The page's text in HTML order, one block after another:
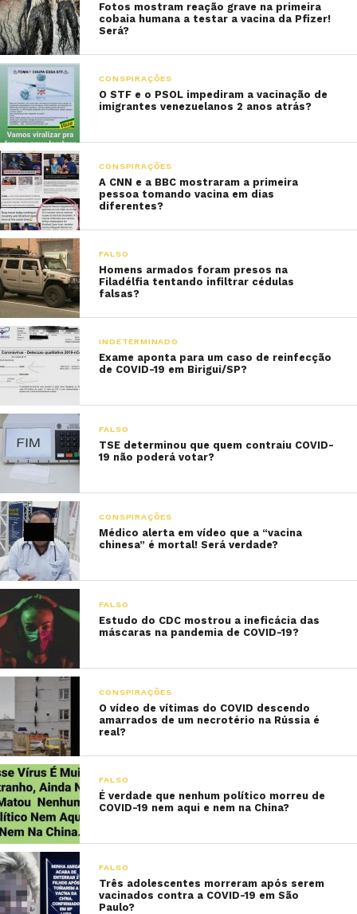
Fotos mostram reação grave na primeira
cobaia humana a testar a vacina da Pfizer!
Será?
CONSPIRAÇÕES
O STF e o PSOL impediram a vacinação de
imigrantes venezuelanos 2 anos atrás?
CONSPIRAÇÕES
A CNN e a BBC mostraram a primeira
pessoa tomando vacina em dias
diferentes?
FALSO
Homens armados foram presos na
Filadélfia tentando infiltrar cédulas
falsas?
INDETERMINADO
Exame aponta para um caso de reinfecção
de COVID-19 em Birigui/SP?
FALSO
TSE determinou que quem contraiu COVID-
19 não poderá votar?
CONSPIRAÇÕES
Médico alerta em vídeo que a “vacina
chinesa” é mortal! Será verdade?
FALSO
Estudo do CDC mostrou a ineficácia das
máscaras na pandemia de COVID-19?
CONSPIRAÇÕES
O vídeo de vítimas do COVID descendo
amarrados de um necrotério na Rússia é
real?
FALSO
É verdade que nenhum político morreu de
COVID-19 nem aqui e nem na China?
FALSO
Três adolescentes morreram após serem
vacinados contra a COVID-19 em São
Paulo?